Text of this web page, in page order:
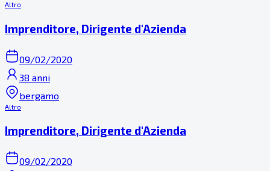
Altro
Imprenditore, Dirigente d'Azienda
09/02/2020
38 anni
bergamo
Altro
Imprenditore, Dirigente d'Azienda
09/02/2020